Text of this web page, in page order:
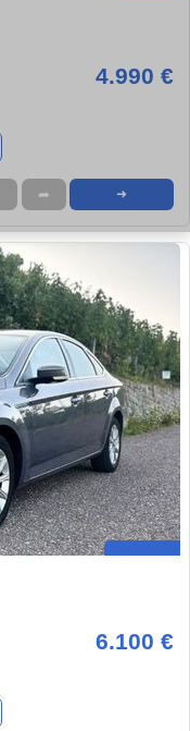
4.990 €
➦ ➜
6.100 €